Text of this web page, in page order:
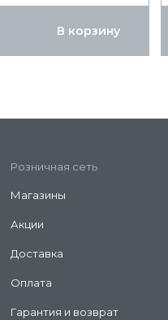
В корзину
Розничная сеть
Магазины
Акции
Доставка
Оплата
Гарантия и возврат